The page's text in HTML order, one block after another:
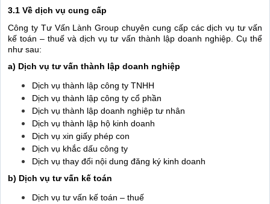
3.1 Về dịch vụ cung cấp
Công ty Tư Vấn Lành Group chuyên cung cấp các dịch vụ tư vấn
kế toán – thuế và dịch vụ tư vấn thành lập doanh nghiệp. Cụ thể
như sau:
a) Dịch vụ tư vấn thành lập doanh nghiệp
Dịch vụ thành lập công ty TNHH
Dịch vụ thành lập công ty cổ phần
Dịch vụ thành lập doanh nghiệp tư nhân
Dịch vụ thành lập hộ kinh doanh
Dịch vụ xin giấy phép con
Dịch vụ khắc dấu công ty
Dịch vụ thay đổi nội dung đăng ký kinh doanh
b) Dịch vụ tư vấn kế toán
Dịch vụ tư vấn kế toán – thuế